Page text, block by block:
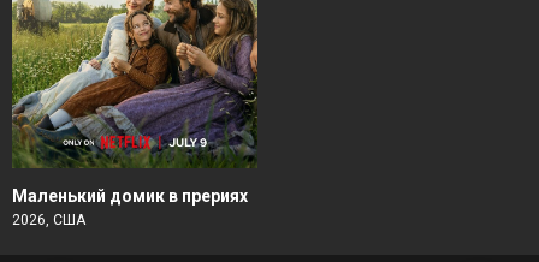
Маленький домик в прериях
2026, США